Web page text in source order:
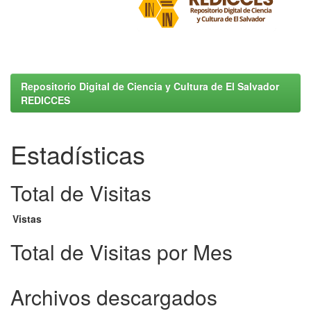
Repositorio Digital de Ciencia y Cultura de El Salvador
REDICCES
Estadísticas
Total de Visitas
Vistas
Total de Visitas por Mes
Archivos descargados